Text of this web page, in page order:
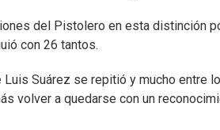
del Pistolero en esta distinción
con 26 tantos.
Suárez se repitió y mucho entre
volver a quedarse con un